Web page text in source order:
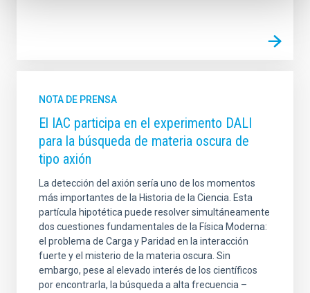
NOTA DE PRENSA
El IAC participa en el experimento DALI
para la búsqueda de materia oscura de
tipo axión
La detección del axión sería uno de los momentos
más importantes de la Historia de la Ciencia. Esta
partícula hipotética puede resolver simultáneamente
dos cuestiones fundamentales de la Física Moderna:
el problema de Carga y Paridad en la interacción
fuerte y el misterio de la materia oscura. Sin
embargo, pese al elevado interés de los científicos
por encontrarla, la búsqueda a alta frecuencia –